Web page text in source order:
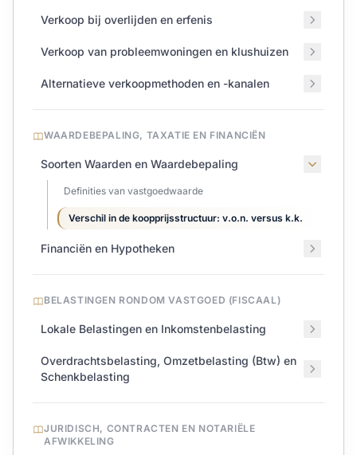
Verkoop bij overlijden en erfenis
Verkoop van probleemwoningen en klushuizen
Alternatieve verkoopmethoden en -kanalen
WAARDEBEPALING, TAXATIE EN FINANCIËN
Soorten Waarden en Waardebepaling
Definities van vastgoedwaarde
Verschil in de koopprijsstructuur: v.o.n. versus k.k.
Financiën en Hypotheken
BELASTINGEN RONDOM VASTGOED (FISCAAL)
Lokale Belastingen en Inkomstenbelasting
Overdrachtsbelasting, Omzetbelasting (Btw) en
Schenkbelasting
JURIDISCH, CONTRACTEN EN NOTARIËLE
AFWIKKELING